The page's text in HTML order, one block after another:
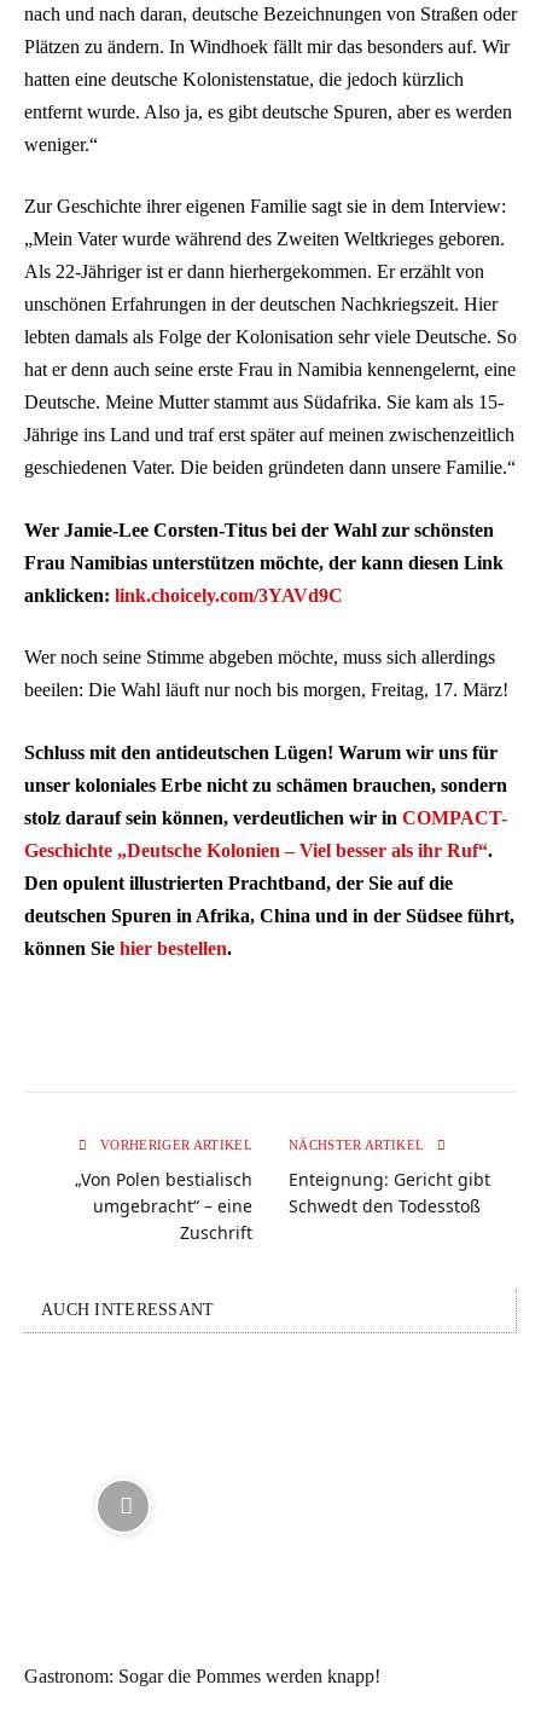
nach und nach daran, deutsche Bezeichnungen von Straßen oder
Plätzen zu ändern. In Windhoek fällt mir das besonders auf. Wir
hatten eine deutsche Kolonistenstatue, die jedoch kürzlich
entfernt wurde. Also ja, es gibt deutsche Spuren, aber es werden
weniger.“
Zur Geschichte ihrer eigenen Familie sagt sie in dem Interview:
„Mein Vater wurde während des Zweiten Weltkrieges geboren.
Als 22-Jähriger ist er dann hierhergekommen. Er erzählt von
unschönen Erfahrungen in der deutschen Nachkriegszeit. Hier
lebten damals als Folge der Kolonisation sehr viele Deutsche. So
hat er denn auch seine erste Frau in Namibia kennengelernt, eine
Deutsche. Meine Mutter stammt aus Südafrika. Sie kam als 15-
Jährige ins Land und traf erst später auf meinen zwischenzeitlich
geschiedenen Vater. Die beiden gründeten dann unsere Familie.“
Wer Jamie-Lee Corsten-Titus bei der Wahl zur schönsten
Frau Namibias unterstützen möchte, der kann diesen Link
anklicken: link.choicely.com/3YAVd9C
Wer noch seine Stimme abgeben möchte, muss sich allerdings
beeilen: Die Wahl läuft nur noch bis morgen, Freitag, 17. März!
Schluss mit den antideutschen Lügen! Warum wir uns für
unser koloniales Erbe nicht zu schämen brauchen, sondern
stolz darauf sein können, verdeutlichen wir in COMPACT-
Geschichte „Deutsche Kolonien – Viel besser als ihr Ruf“.
Den opulent illustrierten Prachtband, der Sie auf die
deutschen Spuren in Afrika, China und in der Südsee führt,
können Sie hier bestellen.
VORHERIGER ARTIKEL
„Von Polen bestialisch
umgebracht“ – eine
Zuschrift
NÄCHSTER ARTIKEL
Enteignung: Gericht gibt
Schwedt den Todesstoß
AUCH INTERESSANT
Gastronom: Sogar die Pommes werden knapp!